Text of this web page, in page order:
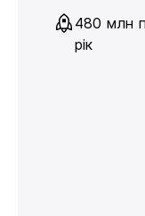
480 млн
рік